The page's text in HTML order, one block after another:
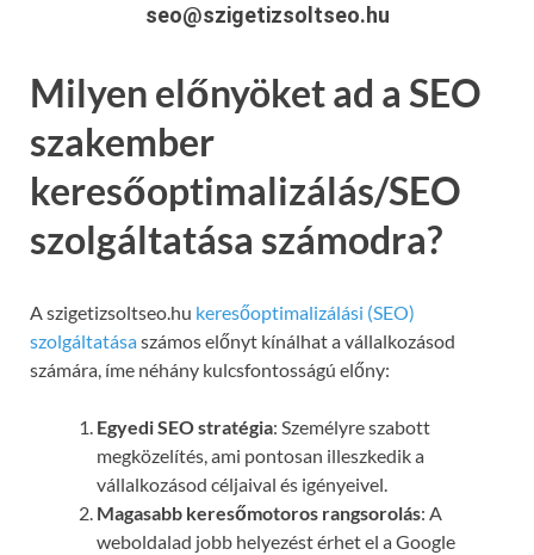
seo@szigetizsoltseo.hu
Milyen előnyöket ad a SEO
szakember
keresőoptimalizálás/SEO
szolgáltatása számodra?
A szigetizsoltseo.hu keresőoptimalizálási (SEO)
szolgáltatásaszámos előnyt kínálhat a vállalkozásod
számára, íme néhány kulcsfontosságú előny:
Egyedi SEO stratégia: Személyre szabott
megközelítés, ami pontosan illeszkedik a
vállalkozásod céljaival és igényeivel.
Magasabb keresőmotoros rangsorolás: A
weboldalad jobb helyezést érhet el a Google